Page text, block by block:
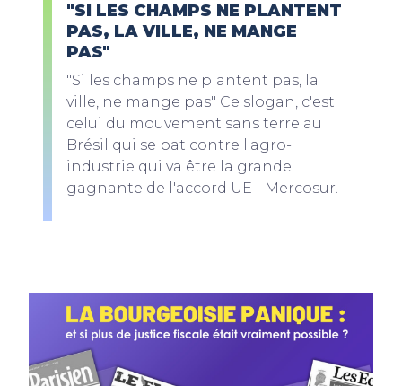
"SI LES CHAMPS NE PLANTENT
PAS, LA VILLE, NE MANGE
PAS"
"Si les champs ne plantent pas, la
ville, ne mange pas" Ce slogan, c'est
celui du mouvement sans terre au
Brésil qui se bat contre l'agro-
industrie qui va être la grande
gagnante de l'accord UE - Mercosur.